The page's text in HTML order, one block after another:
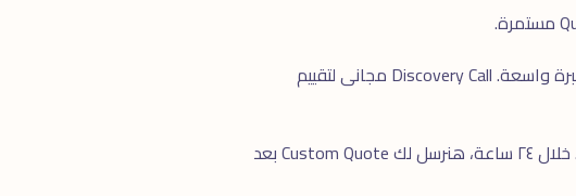
عملنا مع: العقارات، المطاعم، الخدمات الصحية، التعليم، التجارة الإلكترونية، الخدمات المالية. خبرة واسعة. Discovery Call مجانى لتقييم
للرد السريع. خلال ٢٤ ساعة، هنرسل لك Custom Quote بعد